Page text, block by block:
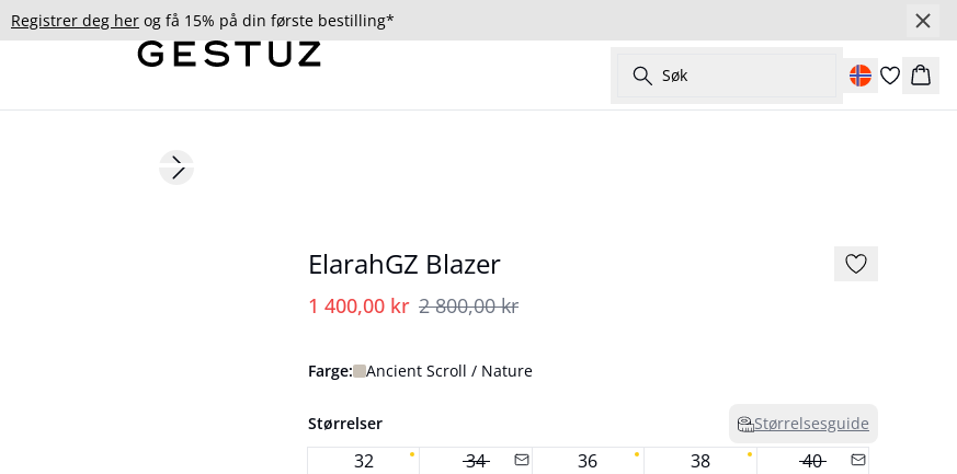
Registrer deg her og få 15% på din første bestilling*
Søk
Next slide
ElarahGZ Blazer
1 400,00 kr 2 800,00 kr
Farge: Ancient Scroll / Nature
Størrelser Størrelsesguide
32 34 36 38
40